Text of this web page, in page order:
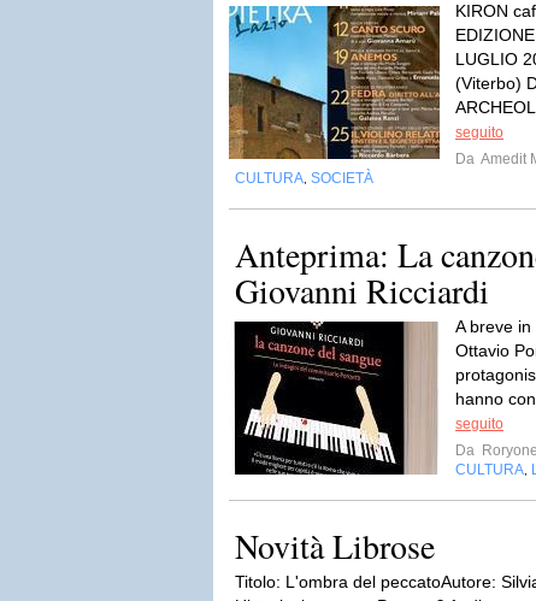
KIRON
LUGLIO
(Viterbo)
seguito
Da Amedit
CULTURA SOCIETÀ
Anteprima: La
Giovanni Ricciardi
A breve
Ottavio
hanno
seguito
Da Roryone
CULTURA
Novità Librose
Titolo: L'ombra del peccatoAutore: